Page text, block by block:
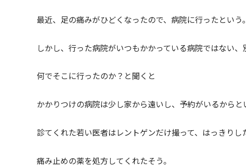
最近、足の痛みがひどくなったので、病院に行ったという。
しかし、行った病院がいつもかかっている病院ではない、
何でそこに行ったのか？と聞くと
かかりつけの病院は少し家から遠いし、予約がいるからと
診てくれた若い医者はレントゲンだけ撮って、はっきりし
痛み止めの薬を処方してくれたそう。